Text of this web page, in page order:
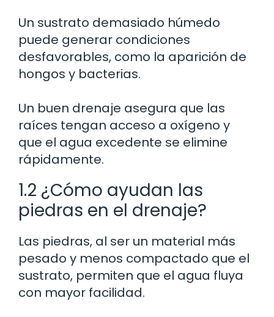
Un sustrato demasiado húmedo
puede generar condiciones
desfavorables, como la aparición de
hongos y bacterias.
Un buen drenaje asegura que las
raíces tengan acceso a oxígeno y
que el agua excedente se elimine
rápidamente.
1.2 ¿Cómo ayudan las
piedras en el drenaje?
Las piedras, al ser un material más
pesado y menos compactado que el
sustrato, permiten que el agua fluya
con mayor facilidad.